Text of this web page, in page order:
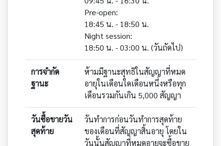
Pre-open:
18:45 น. - 18:50 น.
Night session:
18:50 น. - 03:00 น. (วันถัดไป)
การจำกัด
ฐานะ
ห้ามมีฐานะสุทธิในสัญญาที่หมด
อายุในเดือนใดเดือนหนึ่งหรือทุก
เดือนรวมกันเกิน 5,000 สัญญา
วันซื้อขายวัน
สุดท้าย
วันทำการก่อนวันทำการสุดท้าย
ของเดือนที่สัญญาสิ้นอายุ โดยใน
วันนั้นสัญญาที่หมดอายุจะซื้อขาย